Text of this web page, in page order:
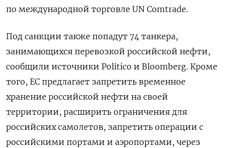
по международной торговле UN Comtrade.
Под санкции также попадут 74 танкера,
занимающихся перевозкой российской нефти,
сообщили источники Politico и Bloomberg. Кроме
того, ЕС предлагает запретить временное
хранение российской нефти на своей
территории, расширить ограничения для
российских самолетов, запретить операции с
российскими портами и аэропортами, через